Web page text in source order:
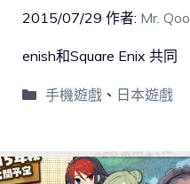
2015/07/29 作者: Mr. Qoo
enish和Square Enix 共同
手機遊戲、 日本遊戲